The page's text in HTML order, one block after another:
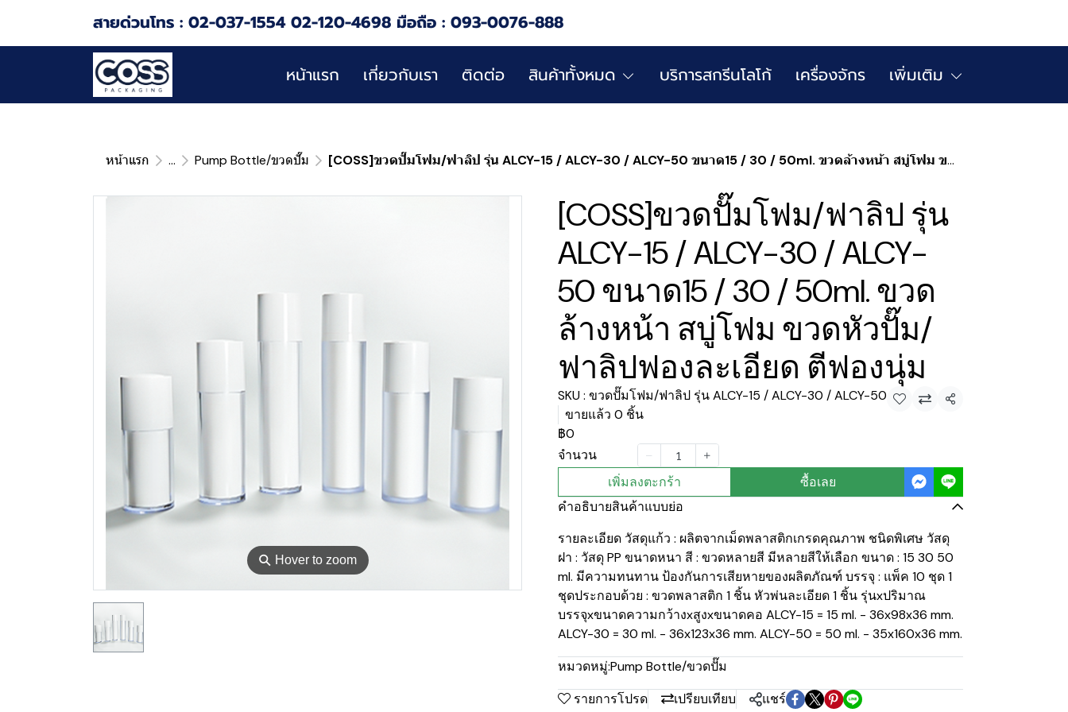
สายด่วนโทร : 02-037-1554 02-120-4698 มือถือ : 093-0076-888
หน้าแรก เกี่ยวกับเรา ติดต่อ สินค้าทั้งหมด บริการสกรีนโลโก้ เครื่องจักร เพิ่มเติม
หน้าแรก ... Pump Bottle/ขวดปั๊ม [COSS]ขวดปั๊มโฟม/ฟาลิป รุ่น ALCY-15 / ALCY-30 / ALCY-50 ขนาด15 / 30 / 50ml. ขวดล้างหน้า สบู่โฟม ขวดหัวปั๊ม/ฟาลิปฟองละเอียด ตีฟองนุ่ม
⚲ Hover to zoom
[COSS]ขวดปั๊มโฟม/ฟาลิป รุ่น
ALCY-15 / ALCY-30 / ALCY-
50 ขนาด15 / 30 / 50ml. ขวด
ล้างหน้า สบู่โฟม ขวดหัวปั๊ม/
ฟาลิปฟองละเอียด ตีฟองนุ่ม
SKU : ขวดปั๊มโฟม/ฟาลิป รุ่น ALCY-15 / ALCY-30 / ALCY-50
ขายแล้ว 0 ชิ้น
แชร์
฿0
จำนวน
เพิ่มลงตะกร้า ซื้อเลย
คำอธิบายสินค้าแบบย่อ
รายละเอียด วัสดุแก้ว : ผลิตจากเม็ดพลาสติกเกรดคุณภาพ ชนิดพิเศษ วัสดุ
ฝา : วัสดุ PP ขนาดหนา สี : ขวดหลายสี มีหลายสีให้เลือก ขนาด : 15 30 50
ml. มีความทนทาน ป้องกันการเสียหายของผลิตภัณฑ์ บรรจุ : แพ็ค 10 ชุด 1
ชุดประกอบด้วย : ขวดพลาสติก 1 ชิ้น หัวพ่นละเอียด 1 ชิ้น รุ่นxปริมาณ
บรรจุxขนาดความกว้างxสูงxขนาดคอ ALCY-15 = 15 ml. - 36x98x36 mm.
ALCY-30 = 30 ml. - 36x123x36 mm. ALCY-50 = 50 ml. - 35x160x36 mm.
หมวดหมู่:Pump Bottle/ขวดปั๊ม
รายการโปรด
เปรียบเทียบ แชร์